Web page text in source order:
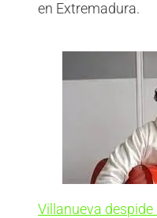
en Extremadura.
Villanueva